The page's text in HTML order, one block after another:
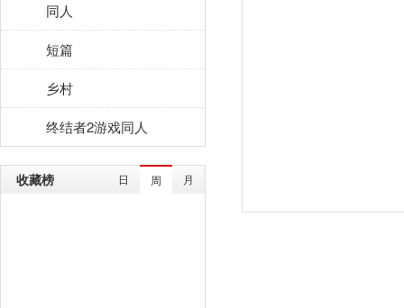
同人
短篇
乡村
终结者2游戏同人
收藏榜 日 周 月